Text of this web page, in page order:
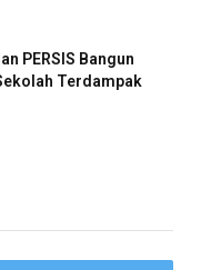
PERSIS Bangun
Terdampak